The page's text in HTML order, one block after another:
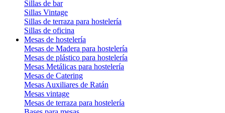
Sillas de bar
Sillas Vintage
Sillas de terraza para hostelería
Sillas de oficina
Mesas de hostelería
Mesas de Madera para hostelería
Mesas de plástico para hostelería
Mesas Metálicas para hostelería
Mesas de Catering
Mesas Auxiliares de Ratán
Mesas vintage
Mesas de terraza para hostelería